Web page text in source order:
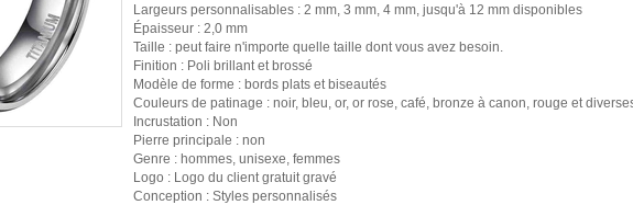
Largeurs personnalisables : 2 mm, 3 mm, 4 mm, jusqu'à 12 mm disponibles
Épaisseur : 2,0 mm
Taille : peut faire n'importe quelle taille dont vous avez besoin.
Finition : Poli brillant et brossé
Modèle de forme : bords plats et biseautés
Couleurs de patinage : noir, bleu, or, or rose, café, bronze à canon, rouge et
Incrustation : Non
Pierre principale : non
Genre : hommes, unisexe, femmes
Logo : Logo du client gratuit gravé
Conception : Styles personnalisés